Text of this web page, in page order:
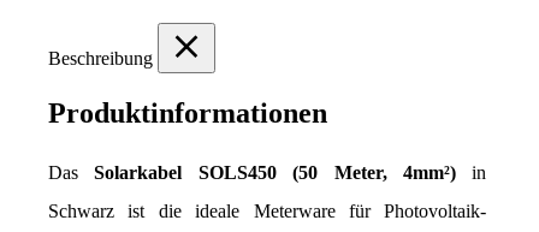
Beschreibung
Produktinformationen
Das Solarkabel SOLS450 (50 Meter, 4mm²) in
Schwarz ist die ideale Meterware für Photovoltaik-